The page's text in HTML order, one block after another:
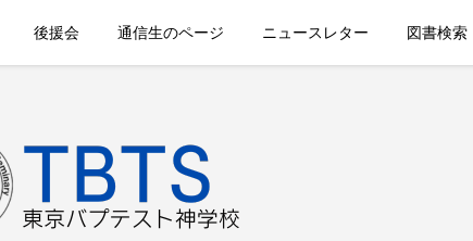
後援会 通信生のページ ニュースレター 図書検索